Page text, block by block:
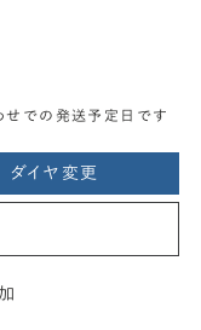
せでの発送予定日です
ダイヤ変更